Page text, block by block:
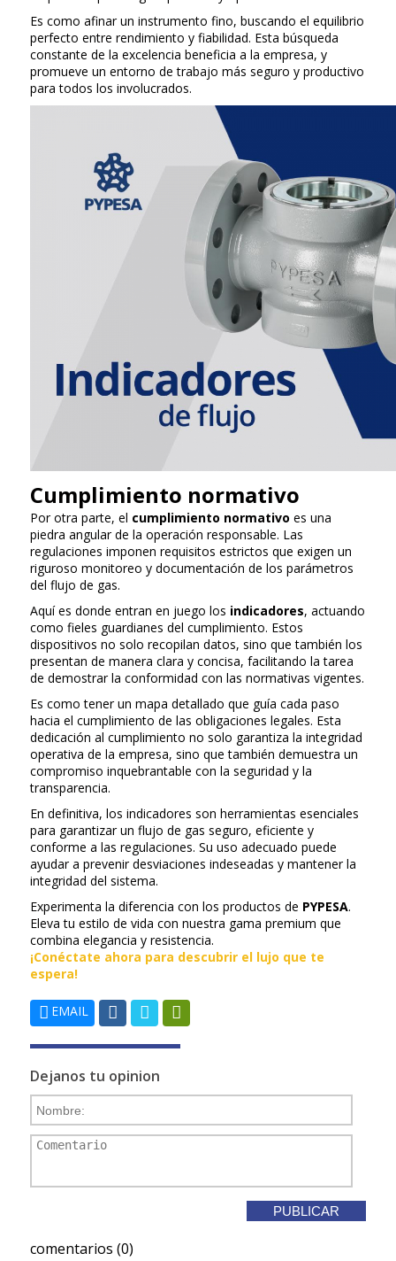
Es como afinar un instrumento fino, buscando el equilibrio
perfecto entre rendimiento y fiabilidad. Esta búsqueda
constante de la excelencia beneficia a la empresa, y
promueve un entorno de trabajo más seguro y productivo
para todos los involucrados.
Cumplimiento normativo
Por otra parte, el cumplimiento normativo es una
piedra angular de la operación responsable. Las
regulaciones imponen requisitos estrictos que exigen un
riguroso monitoreo y documentación de los parámetros
del flujo de gas.
Aquí es donde entran en juego los indicadores, actuando
como fieles guardianes del cumplimiento. Estos
dispositivos no solo recopilan datos, sino que también los
presentan de manera clara y concisa, facilitando la tarea
de demostrar la conformidad con las normativas vigentes.
Es como tener un mapa detallado que guía cada paso
hacia el cumplimiento de las obligaciones legales. Esta
dedicación al cumplimiento no solo garantiza la integridad
operativa de la empresa, sino que también demuestra un
compromiso inquebrantable con la seguridad y la
transparencia.
En definitiva, los indicadores son herramientas esenciales
para garantizar un flujo de gas seguro, eficiente y
conforme a las regulaciones. Su uso adecuado puede
ayudar a prevenir desviaciones indeseadas y mantener la
integridad del sistema.
Experimenta la diferencia con los productos de PYPESA.
Eleva tu estilo de vida con nuestra gama premium que
combina elegancia y resistencia.
¡Conéctate ahora para descubrir el lujo que te
espera!
EMAIL
Dejanos tu opinion
comentarios (0)